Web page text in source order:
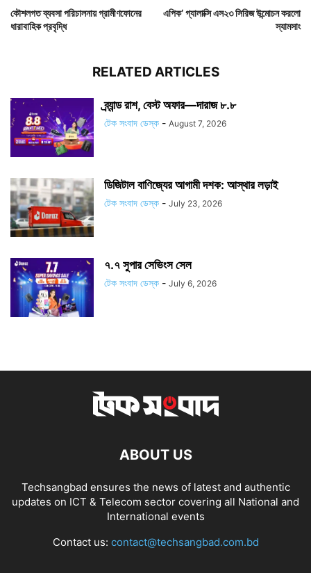
কৌশলগত ব্যবসা পরিচালনায় গ্রামীণফোনের
ধারাবাহিক প্রবৃদ্ধি
এপিক’ গ্যালাক্সি এস২৩ সিরিজ উন্মোচন করলো
স্যামসাং
RELATED ARTICLES
ব্র্যান্ড রাশ, বেস্ট অফার—দারাজ ৮.৮
টেক সংবাদ ডেস্ক - August 7, 2026
ডিজিটাল বাণিজ্যের আগামী দশক: আস্থার লড়াই
টেক সংবাদ ডেস্ক - July 23, 2026
৭.৭ সুপার সেভিংস সেল
টেক সংবাদ ডেস্ক - July 6, 2026
ABOUT US
Techsangbad ensures the news of latest and authentic
updates on ICT & Telecom sector covering all National and
International events
Contact us: contact@techsangbad.com.bd